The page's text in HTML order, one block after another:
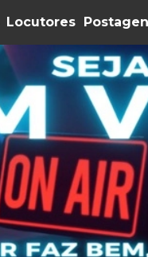
Locutores